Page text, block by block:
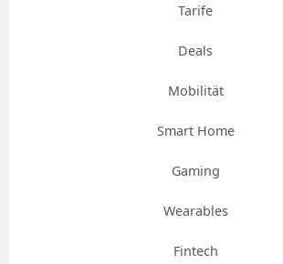
Tarife
Deals
Mobilität
Smart Home
Gaming
Wearables
Fintech